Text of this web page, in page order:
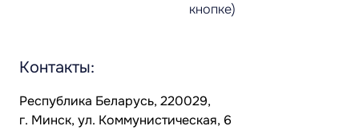
кнопке)
Контакты:
Республика Беларусь, 220029,
г. Минск, ул. Коммунистическая, 6